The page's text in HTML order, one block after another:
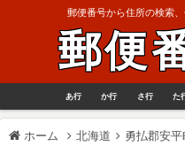
郵便番号から住所の検索
郵便
あ行 か行 さ行 た
ホーム 北海道 勇払郡安平